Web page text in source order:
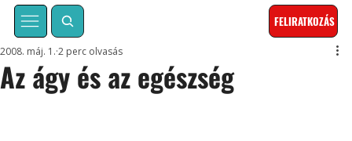
FELIRATKOZÁS
Az ágy és az egészség
2008. máj. 1. 2 perc olvasás